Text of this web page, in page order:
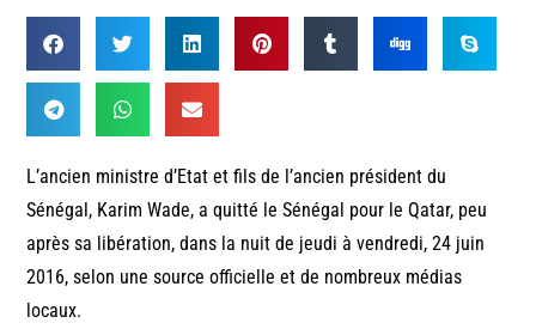
L’ancien ministre d’Etat et fils de l’ancien président du
Sénégal, Karim Wade, a quitté le Sénégal pour le Qatar, peu
après sa libération, dans la nuit de jeudi à vendredi, 24 juin
2016, selon une source officielle et de nombreux médias
locaux.